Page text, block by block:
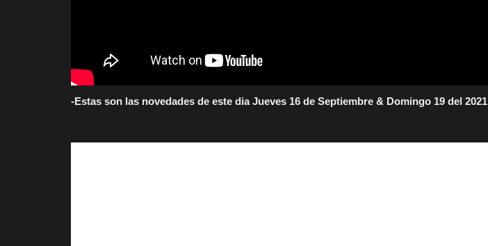
-Estas son las novedades de este dia Jueves 16 de Septiembre & Domingo 19 del 2021